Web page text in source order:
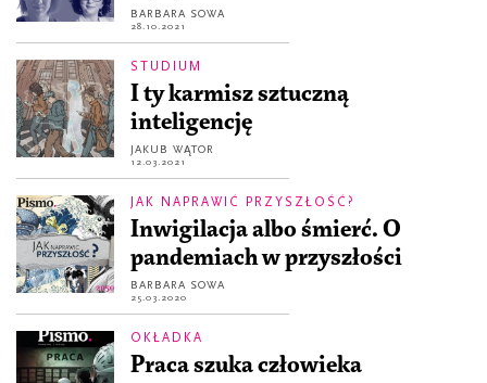
BARBARA SOWA
28.10.2021
STUDIUM
I ty karmisz sztuczną
inteligencję
JAKUB WĄTOR
12.03.2021
JAK NAPRAWIĆ PRZYSZŁOŚĆ?
Inwigilacja albo śmierć. O
pandemiach w przyszłości
BARBARA SOWA
25.03.2020
OKŁADKA
Praca szuka człowieka